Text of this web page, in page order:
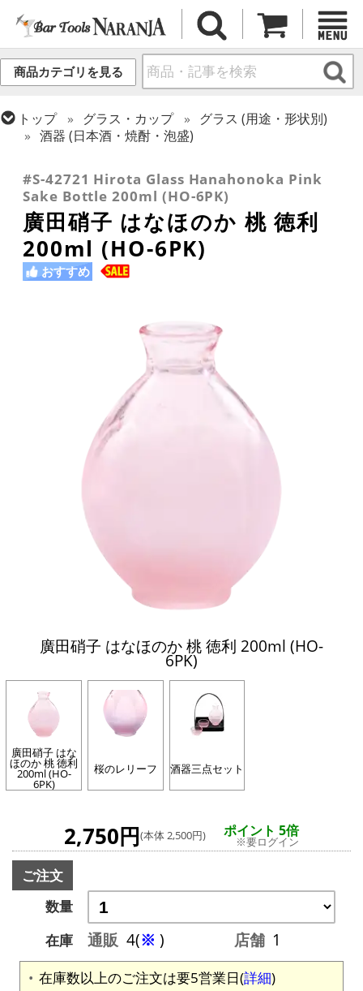
商品カテゴリを見る
トップ グラス・カップ
グラス (用途・形状別)
酒器 (日本酒・焼酎・泡盛)
その他ブランド
#S-42721 Hirota Glass Hanahonoka Pink
Sake Bottle 200ml (HO-6PK)
廣田硝子 はなほのか 桃 徳利
200ml (HO-6PK)
おすすめ
廣田硝子 はなほのか 桃 徳利 200ml (HO-
6PK)
廣田硝子 はな
ほのか 桃 徳利
200ml (HO-
6PK)
桜のレリーフ 酒器三点セット
2,750円(本体 2,500円) ポイント 5倍
※要ログイン
ご注文
数量
在庫
通販 4(※ ) 店舗 1
在庫数以上のご注文は要5営業日(詳細)